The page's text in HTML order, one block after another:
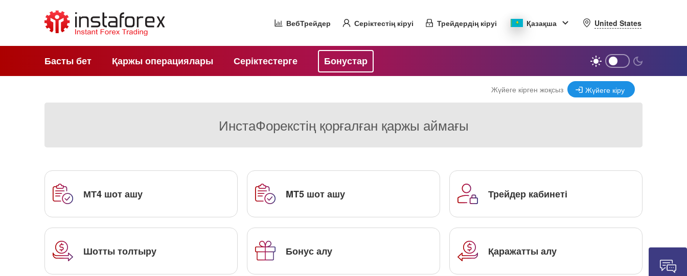
ВебТрейдер Серіктестің кіруі Трейдердің кіруі Қазақша United States
Басты бет Қаржы операциялары Серіктестерге Бонустар
Жүйеге кірген жоқсыз Жүйеге кіру
ИнстаФорекстің қорғалған қаржы аймағы
МТ4 шот ашу MT5 шот ашу Трейдер кабинеті
Шотты толтыру Бонус алу Қаражатты алу